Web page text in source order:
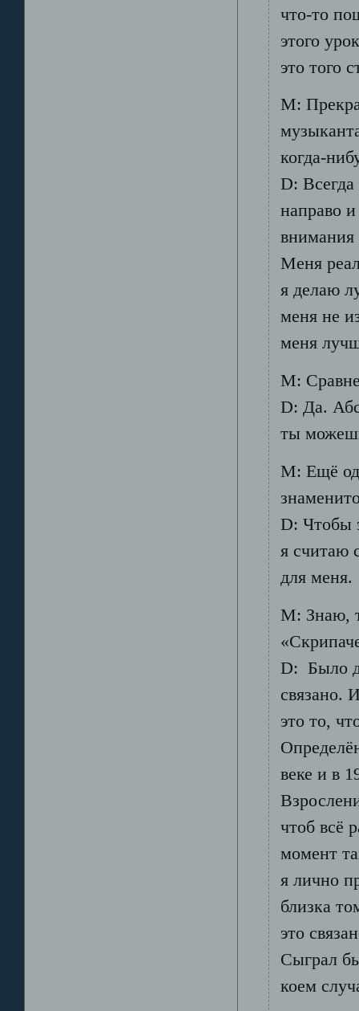
что-то
этого
это того
М:
когда-
D:
направо
внимания
Меня
я делаю
меня не
меня
М:
D: Да.
ты
М: Ещё
D: Чтобы
я считаю
для меня.
М: Знаю,
D: Было
связано.
это то,
веке и в
чтоб всё
момент
я лично
близка
это
Сыграл
коем